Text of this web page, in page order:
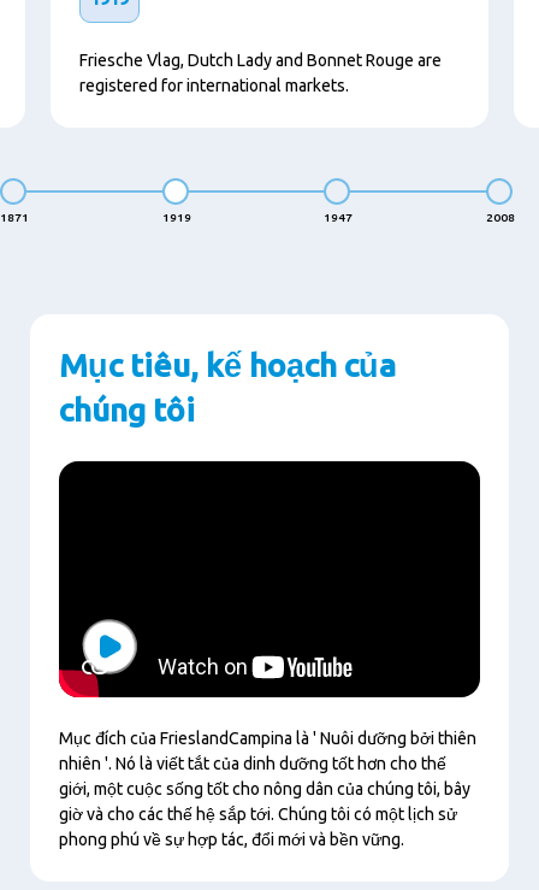
Friesche Vlag, Dutch Lady and Bonnet Rouge are
registered for international markets.
1871 1919 1947 2008
Mục tiêu, kế hoạch của
chúng tôi
Play
Mục đích của FrieslandCampina là ' Nuôi dưỡng bởi thiên
nhiên '. Nó là viết tắt của dinh dưỡng tốt hơn cho thế
giới, một cuộc sống tốt cho nông dân của chúng tôi, bây
giờ và cho các thế hệ sắp tới. Chúng tôi có một lịch sử
phong phú về sự hợp tác, đổi mới và bền vững.